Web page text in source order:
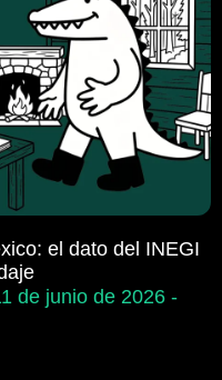
el dato del INEGI
de junio de 2026